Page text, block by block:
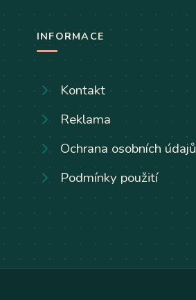
INFORMACE
Kontakt
Reklama
Ochrana osobních údajů
Podmínky použití